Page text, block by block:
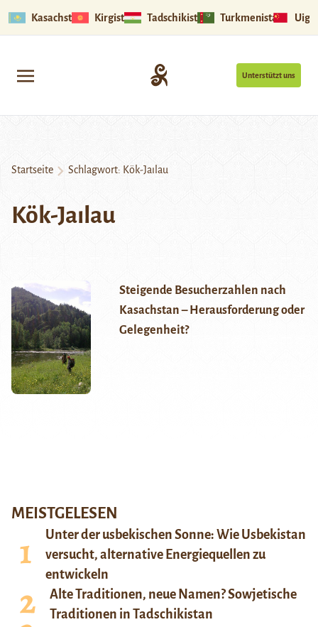
Kasachstan Kirgistan Tadschikistan Turkmenistan
Unterstützt uns
Startseite Schlagwort: Kök-Jaılau
Kök-Jaılau
Steigende Besucherzahlen nach
Kasachstan – Herausforderung oder
Gelegenheit?
MEISTGELESEN
Unter der usbekischen Sonne: Wie Usbekistan
versucht, alternative Energiequellen zu
entwickeln
Alte Traditionen, neue Namen? Sowjetische
Traditionen in Tadschikistan